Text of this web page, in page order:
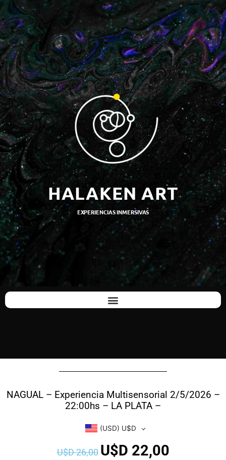
HALAKEN ART
EXPERIENCIAS INMERSIVAS
NAGUAL – Experiencia Multisensorial 2/5/2026 –
22:00hs – LA PLATA –
(USD) U$D
U$D26,00 U$D 22,00